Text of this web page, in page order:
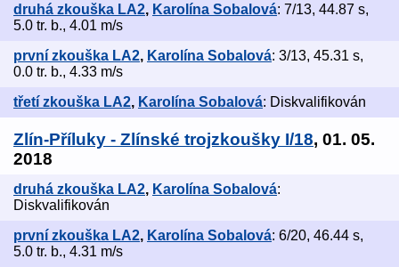
druhá zkouška LA2, Karolína Sobalová: 7/13, 44.87 s,
5.0 tr. b., 4.01 m/s
první zkouška LA2, Karolína Sobalová: 3/13, 45.31 s,
0.0 tr. b., 4.33 m/s
třetí zkouška LA2, Karolína Sobalová: Diskvalifikován
Zlín-Příluky - Zlínské trojzkoušky I/18, 01. 05.
2018
druhá zkouška LA2, Karolína Sobalová:
Diskvalifikován
první zkouška LA2, Karolína Sobalová: 6/20, 46.44 s,
5.0 tr. b., 4.31 m/s